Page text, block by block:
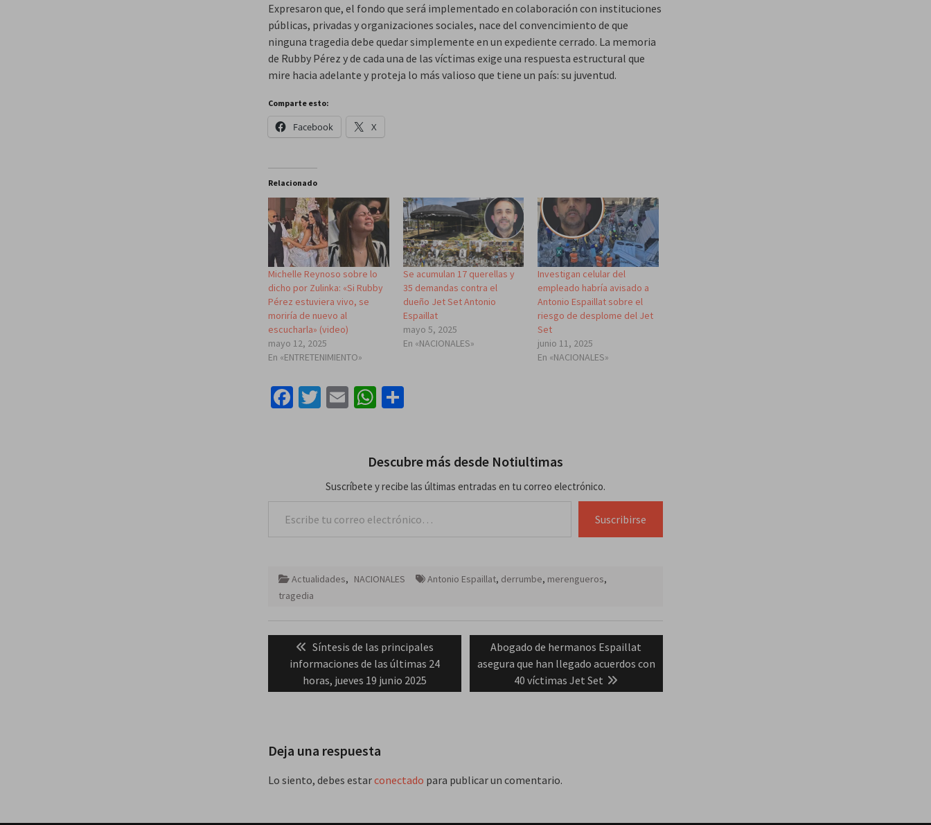
Expresaron que, el fondo que será implementado en colaboración con instituciones
públicas, privadas y organizaciones sociales, nace del convencimiento de que
ninguna tragedia debe quedar simplemente en un expediente cerrado. La memoria
de Rubby Pérez y de cada una de las víctimas exige una respuesta estructural que
mire hacia adelante y proteja lo más valioso que tiene un país: su juventud.
Comparte esto:
Facebook X
Relacionado
Michelle Reynoso sobre lo
dicho por Zulinka: «Si Rubby
Pérez estuviera vivo, se
moriría de nuevo al
escucharla» (video)
mayo 12, 2025
En «ENTRETENIMIENTO»
Se acumulan 17 querellas y
35 demandas contra el
dueño Jet Set Antonio
Espaillat
mayo 5, 2025
En «NACIONALES»
Investigan celular del
empleado habría avisado a
Antonio Espaillat sobre el
riesgo de desplome del Jet
Set
junio 11, 2025
En «NACIONALES»
Facebook
Twitter
EmailWhatsApp
Descubre más desde Notiultimas
Suscríbete y recibe las últimas entradas en tu correo electrónico.
Suscribirse
Actualidades, NACIONALES Antonio Espaillat, derrumbe, merengueros,
tragedia
Navegación
entradas
Previous
post:
Síntesis de las principales
informaciones de las últimas 24
horas, jueves 19 junio 2025
Next
post:
Abogado de hermanos Espaillat
asegura que han llegado acuerdos con
40 víctimas Jet Set
Deja una respuesta
Lo siento, debes estarconectado para publicar un comentario.